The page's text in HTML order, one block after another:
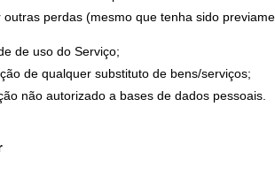
perdas (mesmo que tenha sido
de uso do Serviço;
de qualquer substituto de bens/serviços;
não autorizado a bases de dados pessoais.